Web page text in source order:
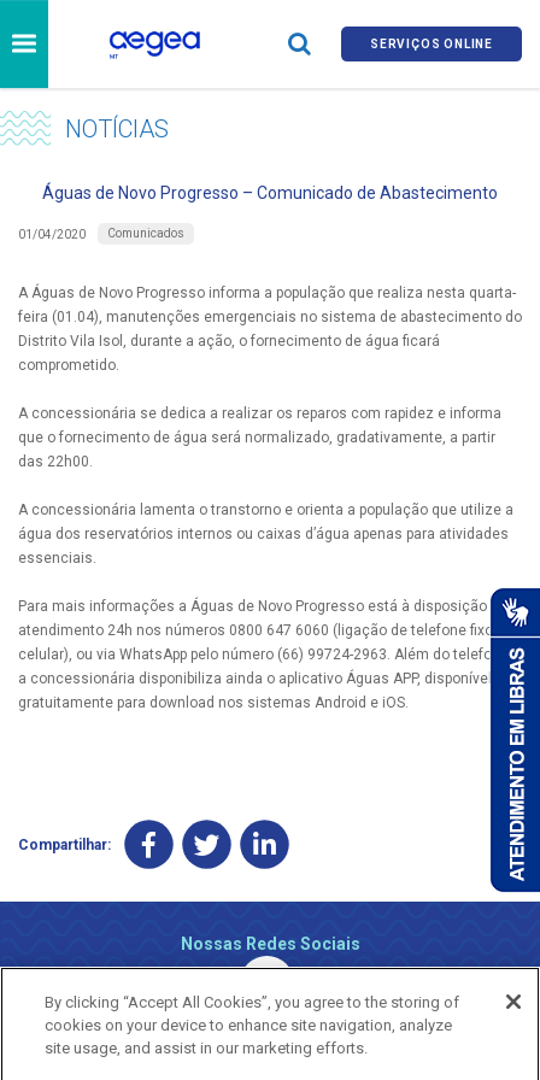
SERVIÇOS ONLINE
NOTÍCIAS
Águas de Novo Progresso – Comunicado de Abastecimento
01/04/2020 Comunicados
A Águas de Novo Progresso informa a população que realiza nesta quarta-
feira (01.04), manutenções emergenciais no sistema de abastecimento do
Distrito Vila Isol, durante a ação, o fornecimento de água ficará
comprometido.
A concessionária se dedica a realizar os reparos com rapidez e informa
que o fornecimento de água será normalizado, gradativamente, a partir
das 22h00.
A concessionária lamenta o transtorno e orienta a população que utilize a
água dos reservatórios internos ou caixas d’água apenas para atividades
essenciais.
Para mais informações a Águas de Novo Progresso está à disposição pelo
atendimento 24h nos números 0800 647 6060 (ligação de telefone fixo e
celular), ou via WhatsApp pelo número (66) 99724-2963. Além do telefone,
a concessionária disponibiliza ainda o aplicativo Águas APP, disponível
gratuitamente para download nos sistemas Android e iOS.
Compartilhar:
Nossas Redes Sociais
By clicking “Accept All Cookies”, you agree to the storing of
cookies on your device to enhance site navigation, analyze
site usage, and assist in our marketing efforts.